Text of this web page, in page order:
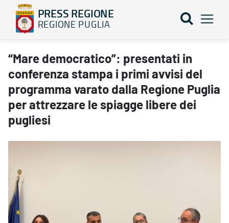
PRESS REGIONE
REGIONE PUGLIA
“Mare democratico”: presentati in conferenza stampa i primi
“Mare democratico”: presentati in
conferenza stampa i primi avvisi del
programma varato dalla Regione Puglia
per attrezzare le spiagge libere dei
pugliesi